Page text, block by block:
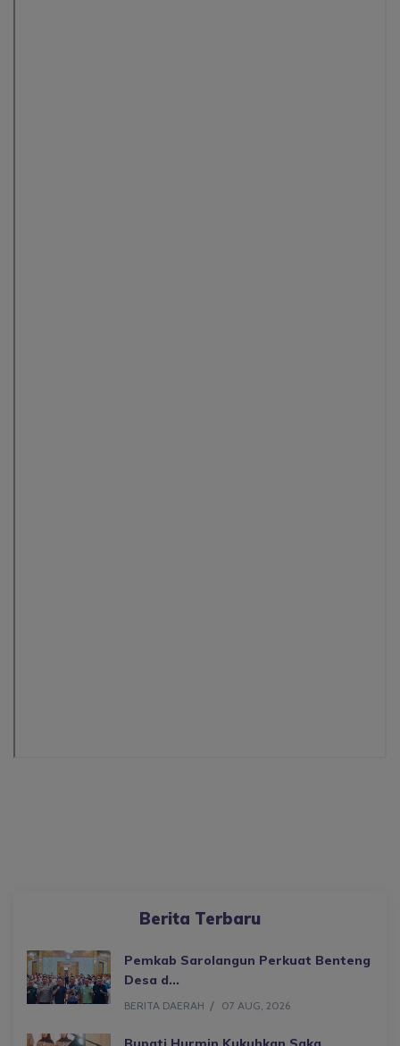
Berita Terbaru
Pemkab Sarolangun Perkuat Benteng
Desa d...
BERITA DAERAH 07 AUG, 2026